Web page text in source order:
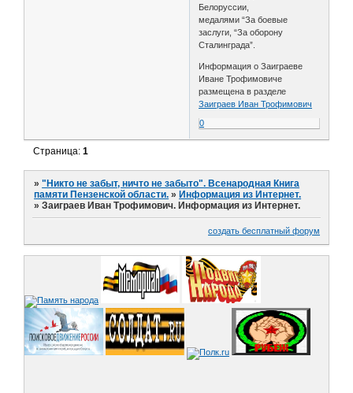
Белоруссии,
медалями “За боевые
заслуги, “За оборону
Сталинграда”.
Информация о Заиграеве
Иване Трофимовиче
размещена в разделе
Заиграев Иван Трофимович
0
Страница:1
»"Никто не забыт, ничто не забыто". Всенародная Книга
памяти Пензенской области. » Информация из Интернет.
»Заиграев Иван Трофимович. Информация из Интернет.
создать бесплатный форум